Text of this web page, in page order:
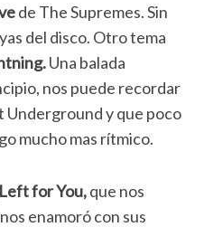
de The Supremes. Sin
del disco. Otro tema
Una balada
nos puede recordar
Underground y que poco
mucho mas rítmico.
for You,que nos
enamoró con sus